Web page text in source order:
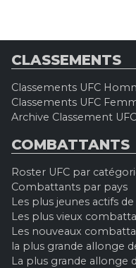
CLASSEMENTS
Classements UFC
Classements UFC
Archive Classement UFC
COMBATTANTS
Roster UFC par
Combattants par pays
Les plus jeunes actifs de
Les plus vieux
Les nouveaux
la plus grande allonge
La plus grande allonge